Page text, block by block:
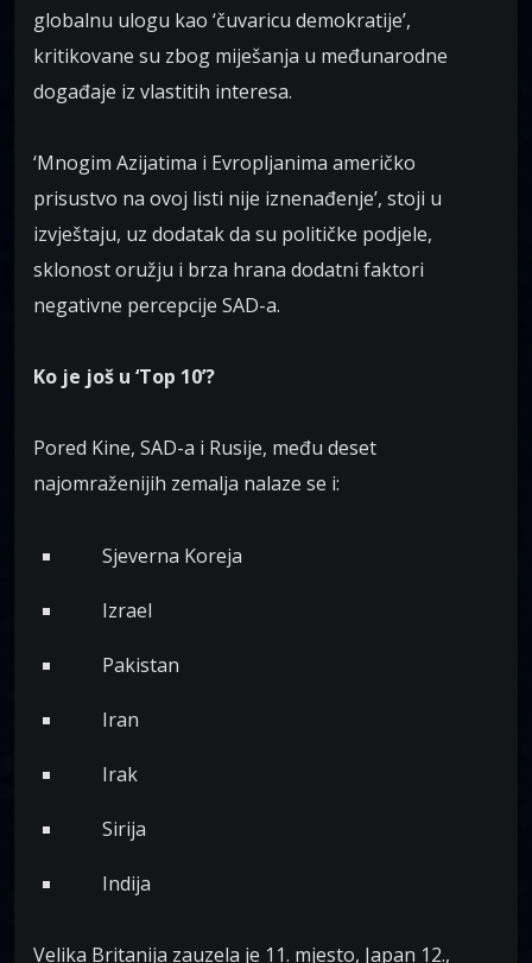
globalnu ulogu kao ‘čuvaricu demokratije’,
kritikovane su zbog miješanja u međunarodne
događaje iz vlastitih interesa.
‘Mnogim Azijatima i Evropljanima američko
prisustvo na ovoj listi nije iznenađenje’, stoji u
izvještaju, uz dodatak da su političke podjele,
sklonost oružju i brza hrana dodatni faktori
negativne percepcije SAD-a.
Ko je još u ‘Top 10’?
Pored Kine, SAD-a i Rusije, među deset
najomraženijih zemalja nalaze se i:
Sjeverna Koreja
Izrael
Pakistan
Iran
Irak
Sirija
Indija
Velika Britanija zauzela je 11. mjesto, Japan 12.,